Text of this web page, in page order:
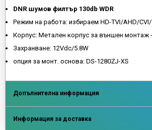
DNR шумов филтър 130db WDR
Режим на работа: избираем HD-TVI/AHD/CVI/
Корпус: Метален корпус за външен монтаж
Захранване: 12Vdc/5.8W
опция за монт. основа: DS-1280ZJ-XS
Допълнителна информация
Информация за доставка